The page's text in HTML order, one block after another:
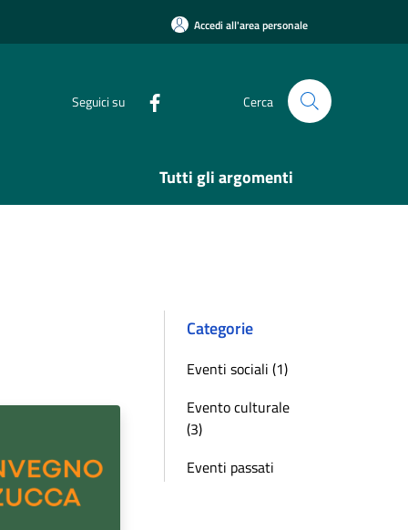
Accedi all'area personale
Seguici su Cerca
Tutti gli argomenti
Categorie
Eventi sociali (1)
Evento culturale
(3)
Eventi passati